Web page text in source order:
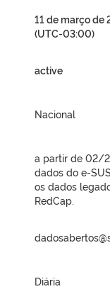
11 de março de
(UTC-03:00)
active
Nacional
a partir de 02/
dados do e-
os dados
RedCap.
Diária